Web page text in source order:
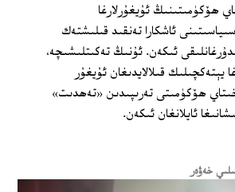
ھۆكۈمىتىنىڭ ئۇيغۇرلارغا
ئاشكارا تەنقىد قىلىشتەك
ئىكەن. ئۇنىڭ تەكىتلىشىچە،
يېتەكچىلىك قىلالايدىغان ئۇيغۇر
ھۆكۈمىتى تەرىپىدىن «تەھدىت»
ئايلانغان ئىكەن.
خەۋەر